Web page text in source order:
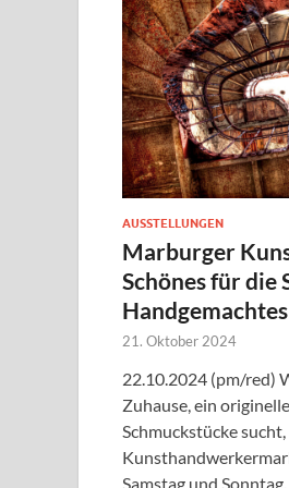
AUSSTELLUNGEN
Marburger
Schönes für die
21. Oktober 2024
22.10.2024 (pm/red)
Zuhause, ein
Schmuckstücke
Samstag und